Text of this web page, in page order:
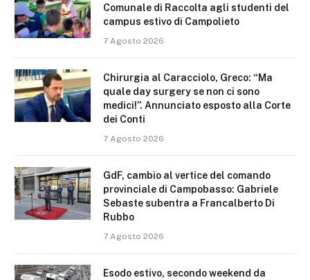
Comunale di Raccolta agli studenti del
campus estivo di Campolieto
7 Agosto 2026
Chirurgia al Caracciolo, Greco: “Ma
quale day surgery se non ci sono
medici!”. Annunciato esposto alla Corte
dei Conti
7 Agosto 2026
GdF, cambio al vertice del comando
provinciale di Campobasso: Gabriele
Sebaste subentra a Francalberto Di
Rubbo
7 Agosto 2026
Esodo estivo, secondo weekend da